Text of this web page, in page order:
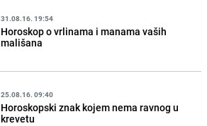
31.08.16. 19:54
Horoskop o vrlinama i manama vaših
mališana
25.08.16. 09:40
Horoskopski znak kojem nema ravnog u
krevetu